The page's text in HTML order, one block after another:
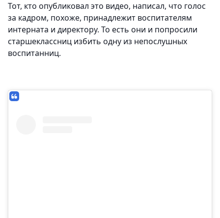
Тот, кто опубликовал это видео, написал, что голос
за кадром, похоже, принадлежит воспитателям
интерната и директору. То есть они и попросили
старшеклассниц избить одну из непослушных
воспитанниц.